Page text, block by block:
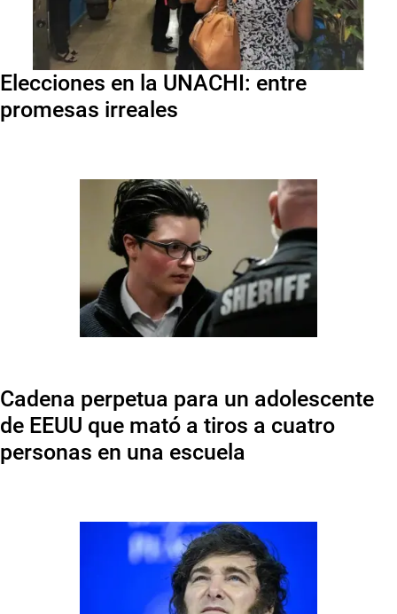
Elecciones en la UNACHI: entre
promesas irreales
Cadena perpetua para un adolescente
de EEUU que mató a tiros a cuatro
personas en una escuela